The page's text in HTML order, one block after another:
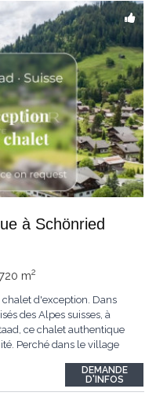
à Schönried
m2
chalet d'exception. Dans
des Alpes suisses, à
ce chalet authentique
Perché dans le village
un spectacle qui change
DEMANDE
D'INFOS